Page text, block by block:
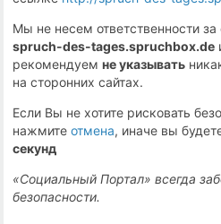
Мы не несем ответственности
spruch-des-tages.spruchbox.de
рекомендуемне указывать
на сторонних сайтах.
Если Вы не хотите рисковать
нажмитеотмена, иначе вы
секунд
«Социальный Портал» всегда
безопасности.